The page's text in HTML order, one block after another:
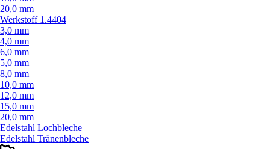
20,0 mm
Werkstoff 1.4404
3,0 mm
4,0 mm
6,0 mm
5,0 mm
8,0 mm
10,0 mm
12,0 mm
15,0 mm
20,0 mm
Edelstahl Lochbleche
Edelstahl Tränenbleche